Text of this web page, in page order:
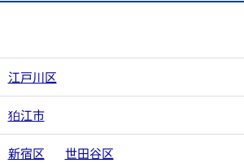
江戸川区
狛江市
新宿区 世田谷区